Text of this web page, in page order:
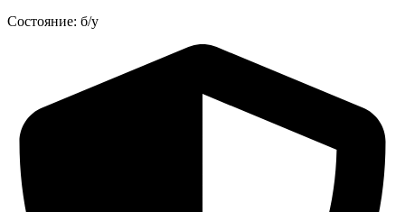
Состояние: б/у